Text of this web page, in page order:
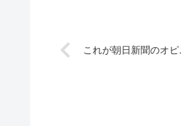
これが朝日新聞のオピ